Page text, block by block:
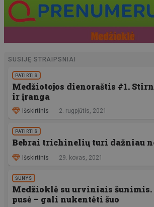
SUSIJĘ STRAIPSNIAI
PATIRTIS
Medžiotojos dienoraštis #1.
ir įranga
Išskirtinis 2. rugpjūtis, 2021
PATIRTIS
Bebrai trichinelių turi dažniau
Išskirtinis
29. kovas, 2021
ŠUNYS
Medžioklė su urviniais
pusė – gali nukentėti šuo